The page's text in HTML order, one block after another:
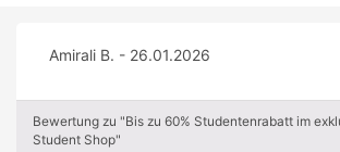
Amirali B. - 26.01.2026
Bewertung zu "Bis zu 60% Studentenrabatt im
Student Shop"